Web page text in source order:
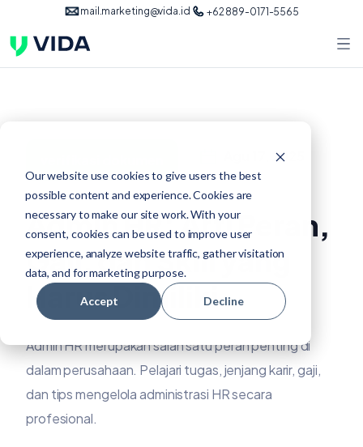
Our website use cookies to give users the best
possible content and experience. Cookies are
necessary to make our site work. With your
consent, cookies can be used to improve user
experience, analyze website traffic, gather visitation
data, and for marketing purpose.
Accept Decline
mail.marketing@vida.id +62 889-0171-5565
Agu 17, 2025
Admin HR: Arti Peran,
Gaji, dan Skill yang
Harus Dimiliki
Admin HR merupakan salah satu peran penting di
dalam perusahaan. Pelajari tugas, jenjang karir, gaji,
dan tips mengelola administrasi HR secara
profesional.